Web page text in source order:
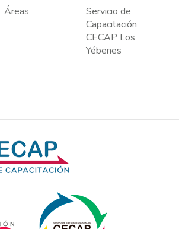
Áreas
Servicio de
Capacitación
CECAP Los
Yébenes